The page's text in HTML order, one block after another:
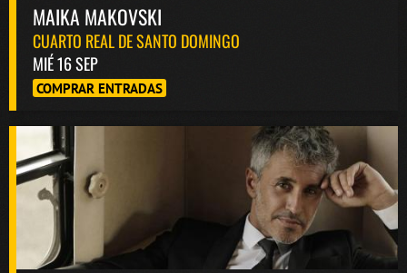
MAIKA MAKOVSKI
CUARTO REAL DE SANTO DOMINGO
MIÉ 16 SEP
COMPRAR ENTRADAS